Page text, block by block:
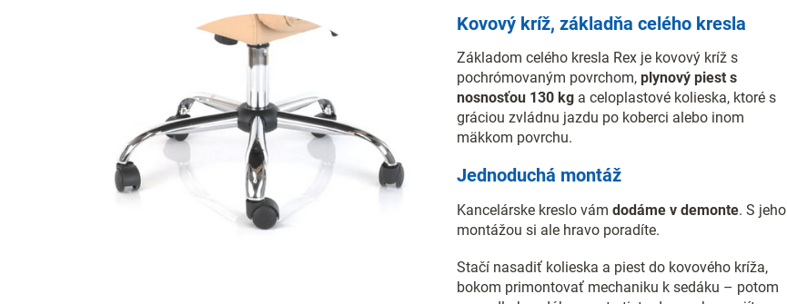
Kovový kríž, základňa celého kresla
Základom celého kresla Rex je kovový kríž s
pochrómovaným povrchom,plynový piest s
nosnosťou 130 kg a celoplastové kolieska, ktoré s
gráciou zvládnu jazdu po koberci alebo inom
mäkkom povrchu.
Jednoduchá montáž
Kancelárske kreslo vámdodáme v demonte. S jeho
montážou si ale hravo poradíte.
Stačí nasadiť kolieska a piest do kovového kríža,
bokom primontovať mechaniku k sedáku – potom